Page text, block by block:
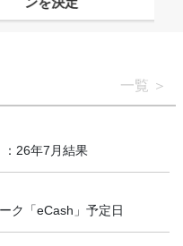
一覧
26年7月結果
ク「eCash」予定日